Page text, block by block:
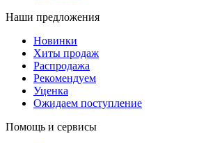
Наши предложения
Новинки
Хиты продаж
Распродажа
Рекомендуем
Уценка
Ожидаем поступление
Помощь и сервисы